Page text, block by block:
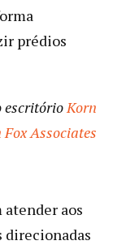
prédios
escritórioKorn
Fox Associates
atender aos
direcionadas